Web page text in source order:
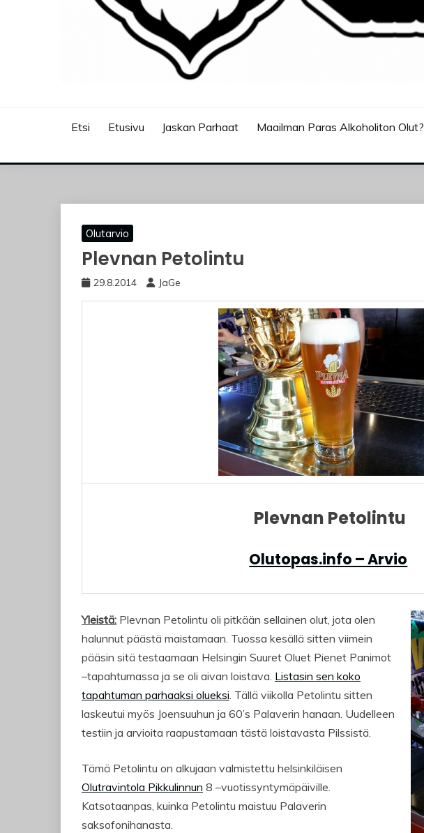
Etsi Etusivu Jaskan Parhaat Maailman Paras Alkoholiton Olut?
Olutarvio
Plevnan Petolintu
29.8.2014 JaGe
Plevnan Petolintu
Olutopas.info – Arvio
Yleistä: Plevnan Petolintu oli pitkään sellainen olut, jota olen
halunnut päästä maistamaan. Tuossa kesällä sitten viimein
pääsin sitä testaamaan Helsingin Suuret Oluet Pienet Panimot
–tapahtumassa ja se oli aivan loistava. Listasin sen koko
tapahtuman parhaaksi olueksi. Tällä viikolla Petolintu sitten
laskeutui myös Joensuuhun ja 60’s Palaverin hanaan. Uudelleen
testiin ja arvioita raapustamaan tästä loistavasta Pilssistä.
Tämä Petolintu on alkujaan valmistettu helsinkiläisen
Olutravintola Pikkulinnun 8 –vuotissyntymäpäiville.
Katsotaanpas, kuinka Petolintu maistuu Palaverin
saksofonihanasta.